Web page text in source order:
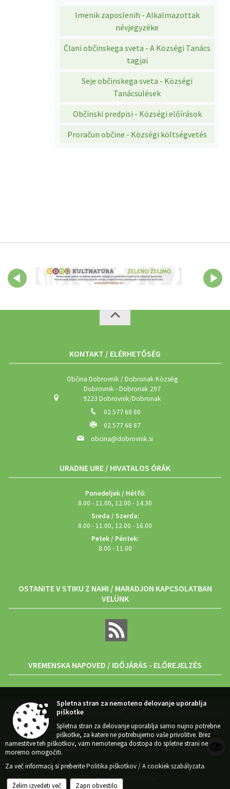
Imenik zaposlenih - Alkalmazottak
névjegyzéke
Člani občinskega sveta - A Községi Tanács
tagjai
Seje občinskega sveta - Községi
Tanácsülések
Občinski predpisi - Községi előírások
Proračun občine - Községi költségvetés
KONTAKT / ELÉRHETŐSÉG
Občina Dobrovnik / Dobronak Község
Dobrovnik - Dobronak 297
9223 Dobrovnik/Dobronak
02 577 68 80
02 577 68 87
obcina@dobrovnik.si
URADNE URE / HIVATALOS ÓRÁK
Ponedeljek / Hétfő:
8.00 - 11.00, 12.00 - 14.30
Sreda / Szerda:
8.00 - 11.00, 12.00 - 16.00
Petek / Péntek:
8.00 - 11.00
OSTANITE V STIKU Z NAMI / MARADJON KAPCSOLATBAN
VELÜNK
VREMENSKA NAPOVED / IDŐJÁRÁS - ELŐREJELZÉS
Zasnova, izvedba in vzdrževanje / Megtervezés, végrehajtás és karbantartás: Sigmateh
Splošni pogoji spletne strani / Általános feltételek és a szerzői jogok |
Center za varstvo osebnih podatkov Izjava o dostopnosti (ZDSMA) |
Politika piškotkov / A cookiek szabályzata |
Kazalo strani / Weboldal index
Spletna stran za nemoteno delovanje uporablja
piškotke
Spletna stran za delovanje uporablja samo nujno potrebne
piškotke, za katere ne potrebujemo vaše privolitve. Brez
namestitve teh piškotkov, vam nemotenega dostopa do spletne strani ne
moremo omogočiti.
Za več informacij si preberitePolitika piškotkov / A cookiek szabályzata.
Želim izvedeti več Zapri obvestilo